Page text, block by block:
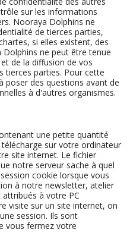
sur les informations
Nooraya Dolphins ne
de tierces parties,
si elles existent, des
ne peut être tenue
de la diffusion de vos
tierces parties. Pour cette
poser des questions avant de
à d'autres organismes.
une petite quantité
sur votre ordinateur
site internet. Le fichier
notre serveur sache à quel
cookie lorsque vous
à notre newsletter, atelier
à votre PC
visite sur un site internet, on
session. Ils sont
vous fermez votre